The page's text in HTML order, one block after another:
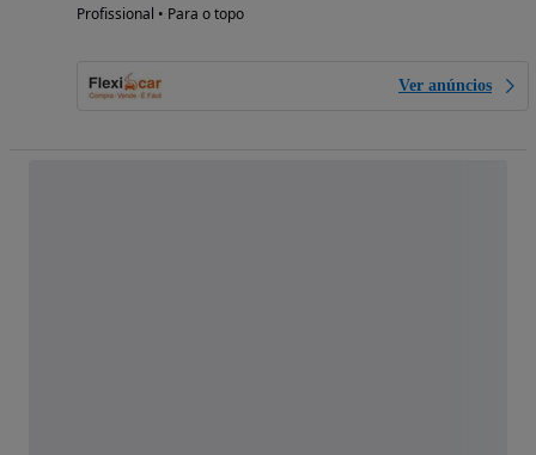
Profissional • Para o topo
Ver anúncios